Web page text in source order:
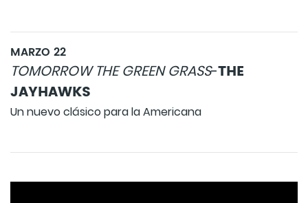
MARZO 22
TOMORROW THE GREEN GRASS-THE
JAYHAWKS
Un nuevo clásico para la Americana